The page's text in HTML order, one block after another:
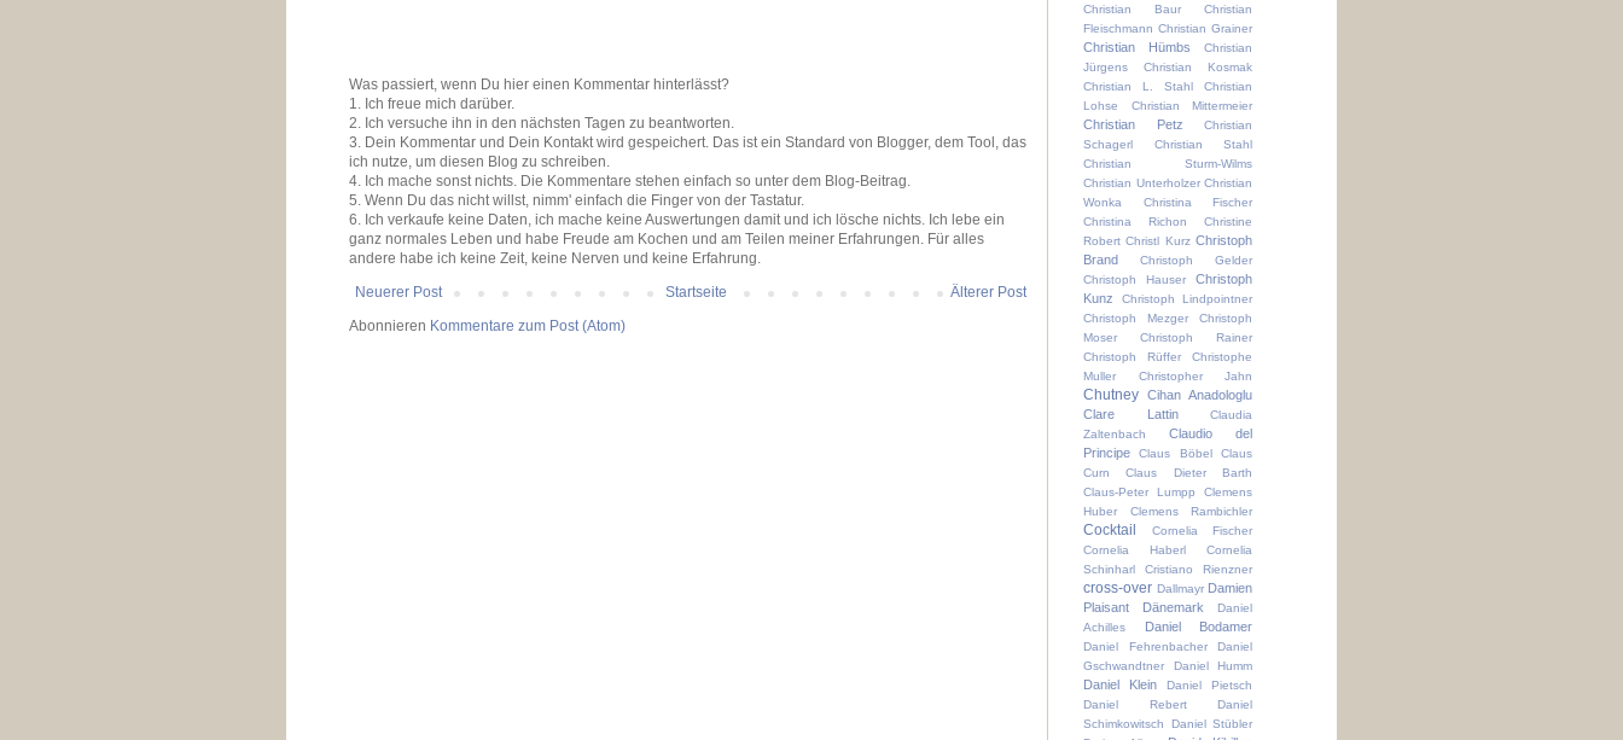
Was passiert, wenn Du hier einen Kommentar hinterlässt?
1. Ich freue mich darüber.
2. Ich versuche ihn in den nächsten Tagen zu beantworten.
3. Dein Kommentar und Dein Kontakt wird gespeichert. Das ist ein Standard von Blogger, dem Tool, das
ich nutze, um diesen Blog zu schreiben.
4. Ich mache sonst nichts. Die Kommentare stehen einfach so unter dem Blog-Beitrag.
5. Wenn Du das nicht willst, nimm' einfach die Finger von der Tastatur.
6. Ich verkaufe keine Daten, ich mache keine Auswertungen damit und ich lösche nichts. Ich lebe ein
ganz normales Leben und habe Freude am Kochen und am Teilen meiner Erfahrungen. Für alles
andere habe ich keine Zeit, keine Nerven und keine Erfahrung.
Neuerer Post
Älterer Post
Startseite
Abonnieren Kommentare zum Post (Atom)
Christian Baur
Christian
Fleischmann Christian Grainer
Christian Hümbs
Christian
Jürgens
Christian Kosmak
Christian L. Stahl
Christian
Lohse
Christian Mittermeier
Christian Petz
Christian
Schagerl
Christian Stahl
Christian Sturm-Wilms
Christian Unterholzer Christian
Wonka
Christina Fischer
Christina Richon
Christine
Robert Christl Kurz Christoph
Brand
Christoph Gelder
Christoph Hauser
Christoph
Kunz
Christoph Lindpointner
Christoph Mezger
Christoph
Moser
Christoph Rainer
Christoph Rüffer
Christophe
Muller
Christopher Jahn
Chutney Cihan Anadologlu
Clare Lattin
Claudia
Zaltenbach
Claudio del
Principe
Claus Böbel
Claus
Curn
Claus Dieter Barth
Claus-Peter Lumpp
Clemens
Huber
Clemens Rambichler
Cocktail
Cornelia Fischer
Cornelia Haberl
Cornelia
Schinharl
Cristiano Rienzner
cross-over Dallmayr Damien
Plaisant
Dänemark
Daniel
Achilles
Daniel Bodamer
Daniel Fehrenbacher
Daniel
Gschwandtner
Daniel Humm
Daniel Klein
Daniel Pietsch
Daniel Rebert
Daniel
Schimkowitsch
Daniel Stübler